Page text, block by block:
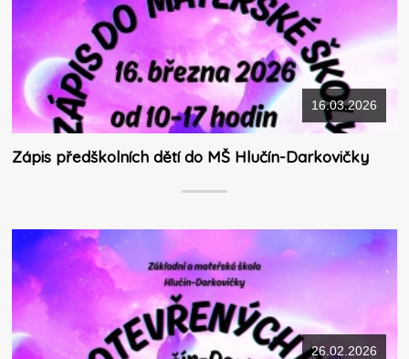
16.03.2026
Zápis předškolních dětí do MŠ Hlučín-Darkovičky
26.02.2026